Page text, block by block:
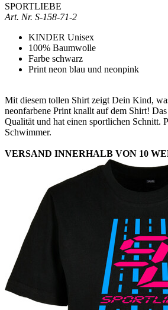
SPORTLIEBE
Art. Nr. S-158-71-2
KINDER Unisex
100% Baumwolle
Farbe schwarz
Print neon blau und neonpink
Mit diesem tollen Shirt zeigt Dein Kind,
neonfarbene Print knallt auf dem Shirt!
Qualität und hat einen sportlichen Schnitt.
Schwimmer.
VERSAND INNERHALB VON 10